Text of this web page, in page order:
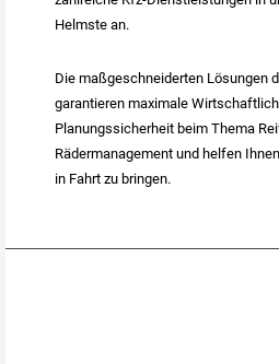
Helmste an.
Die maßgeschneiderten Lösungen
garantieren maximale
Planungssicherheit beim Thema
Rädermanagement und helfen
in Fahrt zu bringen.